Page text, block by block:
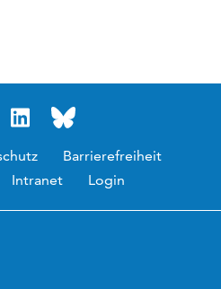
Barrierefreiheit
Intranet Login